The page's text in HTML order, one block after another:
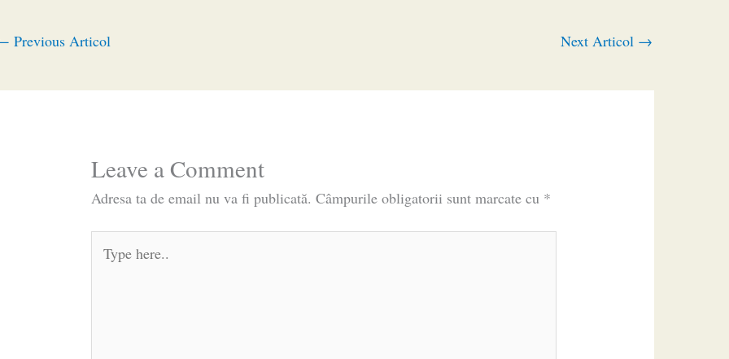
Previous Articol Next Articol →
Leave a Comment
Adresa ta de email nu va fi publicată. Câmpurile obligatorii sunt marcate cu *
here..